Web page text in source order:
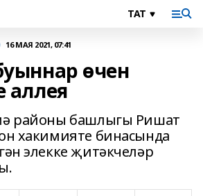
16 МАЯ 2021, 07:41
өчен
аллея
районы башлыгы Ришат
хакимияте бинасында
элекке җитәкчеләр